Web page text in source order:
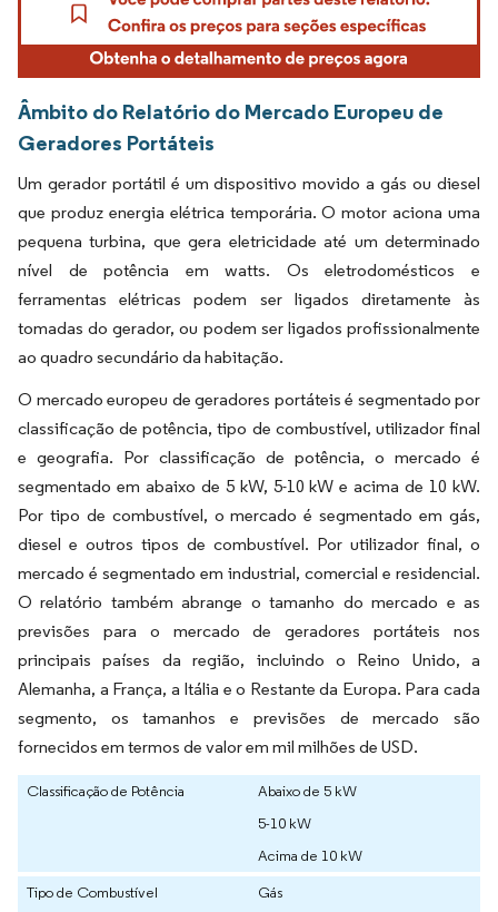
Âmbito do Relatório do Mercado Europeu de
Geradores Portáteis
Um gerador portátil é um dispositivo movido a gás ou diesel
que produz energia elétrica temporária. O motor aciona uma
pequena turbina, que gera eletricidade até um determinado
nível de potência em watts. Os eletrodomésticos e
ferramentas elétricas podem ser ligados diretamente às
tomadas do gerador, ou podem ser ligados profissionalmente
ao quadro secundário da habitação.
O mercado europeu de geradores portáteis é segmentado por
classificação de potência, tipo de combustível, utilizador final
e geografia. Por classificação de potência, o mercado é
segmentado em abaixo de 5 kW, 5-10 kW e acima de 10 kW.
Por tipo de combustível, o mercado é segmentado em gás,
diesel e outros tipos de combustível. Por utilizador final, o
mercado é segmentado em industrial, comercial e residencial.
O relatório também abrange o tamanho do mercado e as
previsões para o mercado de geradores portáteis nos
principais países da região, incluindo o Reino Unido, a
Alemanha, a França, a Itália e o Restante da Europa. Para cada
segmento, os tamanhos e previsões de mercado são
fornecidos em termos de valor em mil milhões de USD.
Classificação de Potência
Abaixo de 5 kW
5-10 kW
Acima de 10 kW
Tipo de Combustível
Gás